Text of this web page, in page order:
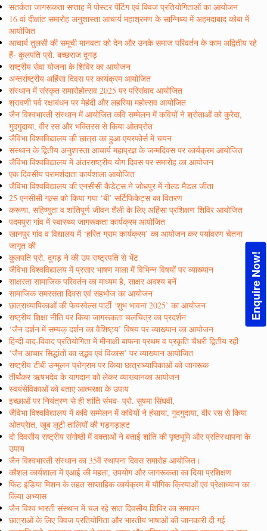
Enquire Now!
सतर्कता जागरूकता सप्ताह में पोस्टर पेंटिंग एवं क्विज प्रतियोगिताओं का आयोजन
16 वां दीक्षांत समारोह अनुशास्ता आचार्य महाश्रमण के सान्निध्य में अहमदाबाद कोबा में
आयोजित
आचार्य तुलसी की समूची मानवता को देन और उनके समाज परिवर्तन के काम अद्वितीय रहे
हैं- कुलपति प्रो. बच्छराज दूगड़
राष्ट्रीय सेवा योजना के शिविर का आयोजन
अन्तर्राष्ट्रीय अहिंसा दिवस पर कार्यक्रम आयोजित
संस्थान में संस्कृत समारोहोत्सव 2025 पर परिसंवाद आयोजित
श्रावणी पर्व रक्षाबंधन पर मेहंदी और लहरिया महोत्सव आयोजित
जैन विश्वभारती संस्थान में आयोजित कवि सम्मेलन में कवियों ने श्रोताओं को कुरेदा,
गुदगुदाया, वीर रस और भक्तिरस से किया ओतप्रोत
जैविभा विश्वविद्यालय की छात्रा का हुआ एयरफोर्स में चयन
संस्थान के द्वितीय अनुशास्ता आचार्य महाप्रज्ञ के जन्मदिवस पर कार्यक्रम आयोजित
जैविभा विश्वविद्यालय में अंतरराष्ट्रीय योग दिवस पर समारोह का आयोजन
एक दिवसीय परामर्शदाता कार्यशाला आयोजित
जैविभा विश्वविद्यालय की एनसीसी कैडेट्स ने जोधपुर में गोल्ड मैडल जीता
25 एनसीसी गल्र्स को किया गया ‘बी’ सर्टिफिकेट्स का वितरण
करूणा, सहिष्णुता व शांतिपूर्ण जीवन शैली के लिए अहिंसा प्रशिक्षण शिविर आयोजित
पदमपुरा गांव में स्वास्थ्य जागरूकता कार्यक्रम आयोजित
खानपुर गांव व विद्यालय में ‘हरित ग्राम कार्यक्रम’ का आयोजन कर पर्यावरण चेतना
जागृत की
कुलपति प्रो. दूगड़ ने की उप राष्ट्रपति से भेंट
जैविभा विश्वविद्यालय में प्रसार भाषण माला में विभिन्न विषयों पर व्याख्यान
साक्षरता सामाजिक परिवर्तन का माध्यम है, साक्षर अवश्य बनें
सामाजिक समरसता दिवस एवं सहभोज का आयोजन
छात्राध्यापिकाओं की फेयरवेल्स पार्टी ‘शुभ भावना 2025’ का आयोजन
राष्ट्रीय शिक्षा नीति पर किया जागरूकता चलचित्र का प्रदर्शन
‘जैन दर्शन में सम्यक् दर्शन का वैशिष्ट्य’ विषय पर व्याख्यान का आयोजन
हिन्दी वाद-विवाद प्रतियोगिता में मीनाक्षी बाफना प्रथम व प्रकृति चैधरी द्वितीय रही
‘जैन आचार सिद्धांतों का उद्भव एवं विकास’ पर व्याख्यान आयोजित
राष्ट्रीय टीबी उन्मूलन प्रोग्राम पर किया छात्राध्यापिकाओं को जागरूक
तीर्थंकर ऋषभदेव के यागदान को लेकर व्याख्यानका आयोजन
स्वयंसेविकाओं को बताए आत्मरक्षा के उपाय
इच्छाओं पर नियंत्रण से ही शांति संभव- प्रो. सुषमा सिंघवी,
जैविभा विश्वविद्यालय में कवि सम्मेलन में कवियों ने हंसाया, गुदगुदाया, वीर रस से किया
ओतप्रेात, खूब लूटी तालियों की गड़गड़ाहट
दो दिवसीय राष्ट्रीय संगोष्ठी में वक्ताओं ने बताई शांति की पृष्ठभूमि और प्रतिस्थापना के
उपाय
जैन विश्वभारती संस्थान का 35वें स्थापना दिवस समारोह आयोजित।
कौशल कार्यशाला में एआई की महता, उपयोग और जागरूकता का दिया प्रशिक्षण
फिट इंडिया मिशन के तहत साप्ताहिक कार्यक्रम में यौगिक क्रियाओं एवं प्रेक्षाध्यान का
किया अभ्यास
जैन विश्व भारती संस्थान में चल रहे सात दिवसीय शिविर का समापन
छात्राओं के लिए क्विज प्रतियोगिता और भारतीय भाषाओं की जानकारी दी गई